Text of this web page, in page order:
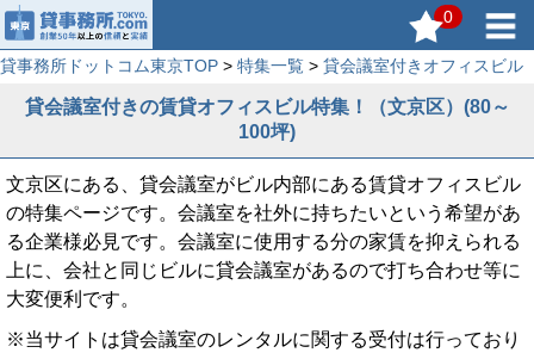
0
貸事務所ドットコム東京TOP > 特集一覧 > 貸会議室付きオフィスビル
貸会議室付きの賃貸オフィスビル特集！（文京区）(80～
100坪)
文京区にある、貸会議室がビル内部にある賃貸オフィスビル
の特集ページです。会議室を社外に持ちたいという希望があ
る企業様必見です。会議室に使用する分の家賃を抑えられる
上に、会社と同じビルに貸会議室があるので打ち合わせ等に
大変便利です。
※当サイトは貸会議室のレンタルに関する受付は行っており